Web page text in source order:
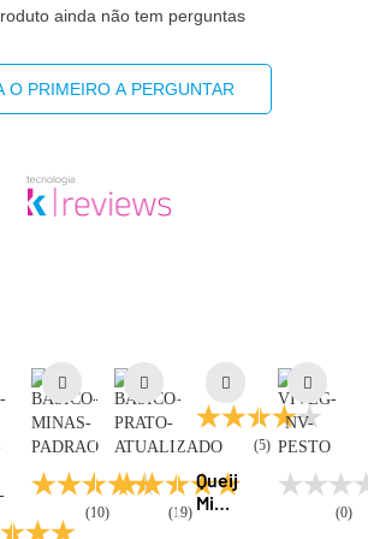
ainda não tem perguntas
O PRIMEIRO A PERGUNTAR
(10) (19)
(5)
Queijo
Minas
(0)